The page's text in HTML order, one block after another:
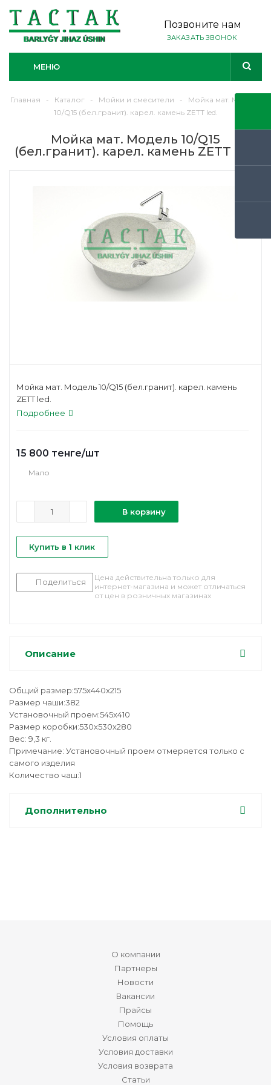
Позвоните нам
ЗАКАЗАТЬ ЗВОНОК
МЕНЮ
Главная - Каталог - Мойки и смесители -
Мойка мат. Модель
10/Q15 (бел.гранит). карел. камень ZETT led.
Мойка мат. Модель 10/Q15
(бел.гранит). карел. камень ZETT led.
Мойка мат. Модель 10/Q15 (бел.гранит). карел. камень
ZETT led.
Подробнее
15 800 тенге/шт
Мало
В корзину
Купить в 1 клик
Поделиться
Цена действительна только для
интернет-магазина и может отличаться
от цен в розничных магазинах
Описание
Общий размер:575x440x215
Размер чаши:382
Установочный проем:545x410
Размер коробки:530x530x280
Вес: 9,3 кг.
Примечание: Установочный проем отмеряется только с
самого изделия
Количество чаш:1
Дополнительно
О компании
Партнеры
Новости
Вакансии
Прайсы
Помощь
Условия оплаты
Условия доставки
Условия возврата
Статьи